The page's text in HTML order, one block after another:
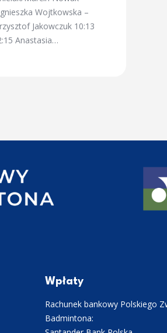
Wojtkowska –
Jakowczuk 10:13
Anastasia…
Wpłaty
Rachunek bankowy Polskiego
Badmintona: